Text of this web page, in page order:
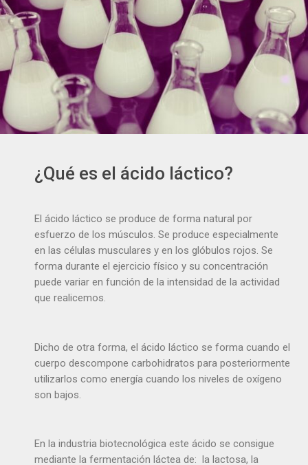
¿Qué es el ácido láctico?
El ácido láctico se produce de forma natural por
esfuerzo de los músculos. Se produce especialmente
en las células musculares y en los glóbulos rojos. Se
forma durante el ejercicio físico y su concentración
puede variar en función de la intensidad de la actividad
que realicemos.
Dicho de otra forma, el ácido láctico se forma cuando el
cuerpo descompone carbohidratos para posteriormente
utilizarlos como energía cuando los niveles de oxígeno
son bajos.
En la industria biotecnológica este ácido se consigue
mediante la fermentación láctea de: la lactosa, la